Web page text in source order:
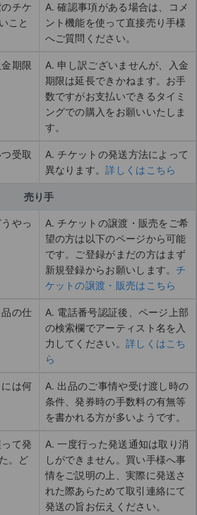
チケ
こと
A. 確認事項がある場合は、コメ
ント機能を使って直接売り手様
へご質問ください。
期限
A. 申し訳ございませんが、入金
期限は延長できかねます。お手
数ですがお支払いできるタイミ
ングでの購入をお願いいたしま
す。
受取
A. チケットの発送方法によって
異なります。詳しくはこちら
売り手
やっ
A. チケットの譲渡・販売をご希
望の方は以下のページから可能
です。ご登録がまだの方はまず
新規登録からお願いします。 チ
ケットの譲渡・販売はこちら
の仕
A. 電話番号認証後、ページ上部
の検索欄でアーティスト名を入
力してください。 詳しくはこち
ら
は何
A. 出品のご事情や受け渡し時の
条件、発券時の手数料の有無等
を書かれる方が多いようです。
て発
。ど
A. 一度行った発送通知は取り消
しができません。買い手様へ事
情をご説明の上、実際に発送さ
れた際あらためて取引連絡にて
発送の旨お伝えください。